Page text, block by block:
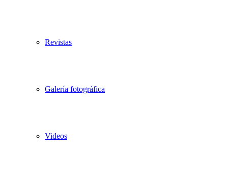
Revistas
Galería fotográfica
Videos